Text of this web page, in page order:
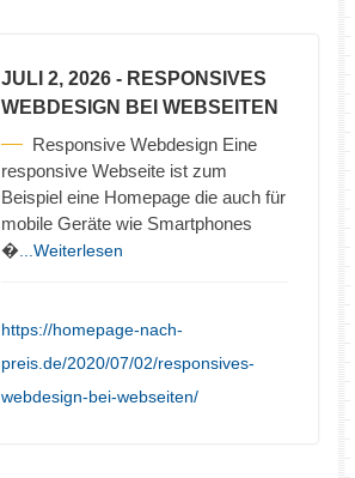
JULI 2, 2026 - RESPONSIVES
WEBDESIGN BEI WEBSEITEN
Responsive Webdesign Eine
responsive Webseite ist zum
Beispiel eine Homepage die auch für
mobile Geräte wie Smartphones
� ...Weiterlesen
https://homepage-nach-
preis.de/2020/07/02/responsives-
webdesign-bei-webseiten/